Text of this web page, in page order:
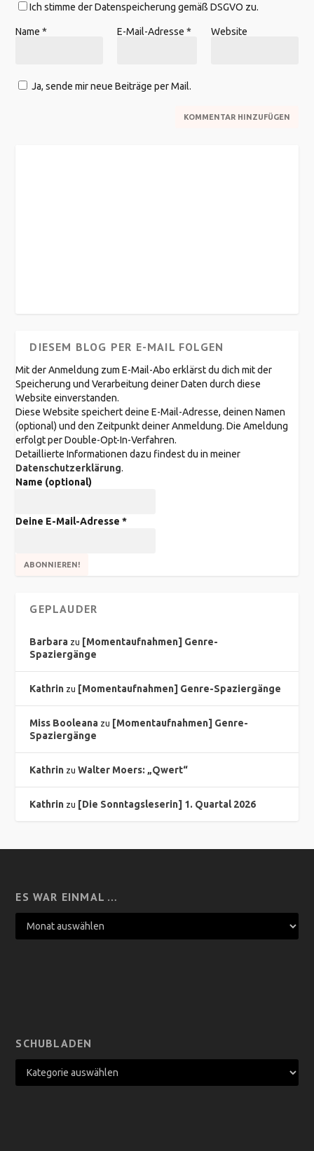
Ich stimme der Datenspeicherung gemäß DSGVO zu.
Name* E-Mail-Adresse * Website
Ja, sende mir neue Beiträge per Mail.
DIESEM BLOG PER E-MAIL FOLGEN
Mit der Anmeldung zum E-Mail-Abo erklärst du dich mit der
Speicherung und Verarbeitung deiner Daten durch diese
Website einverstanden.
Diese Website speichert deine E-Mail-Adresse, deinen Namen
(optional) und den Zeitpunkt deiner Anmeldung. Die Ameldung
erfolgt per Double-Opt-In-Verfahren.
Detaillierte Informationen dazu findest du in meiner
Datenschutzerklärung.
Name (optional)
Deine E-Mail-Adresse*
GEPLAUDER
Barbara zu [Momentaufnahmen] Genre-
Spaziergänge
Kathrin zu [Momentaufnahmen] Genre-Spaziergänge
Miss Booleana zu [Momentaufnahmen] Genre-
Spaziergänge
Kathrin zuWalter Moers: „Qwert“
Kathrin zu [Die Sonntagsleserin] 1. Quartal 2026
ES WAR EINMAL …
SCHUBLADEN